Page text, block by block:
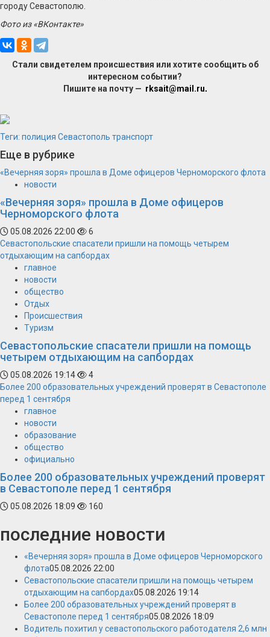
городу Севастополю.
Фото из «ВКонтакте»
Стали свидетелем происшествия или хотите сообщить об
интересном событии?
Пишите на почту — rksait@mail.ru.
Теги: полиция Севастополь транспорт
Еще в рубрике
«Вечерняя зоря» прошла в Доме офицеров Черноморского флота
новости
«Вечерняя зоря» прошла в Доме офицеров
Черноморского флота
05.08.2026 22:00
6
Севастопольские спасатели пришли на помощь четырем
отдыхающим на сапбордах
главное
новости
общество
Отдых
Происшествия
Туризм
Севастопольские спасатели пришли на помощь
четырем отдыхающим на сапбордах
05.08.2026 19:14
4
Более 200 образовательных учреждений проверят в Севастополе
перед 1 сентября
главное
новости
образование
общество
официально
Более 200 образовательных учреждений проверят
в Севастополе перед 1 сентября
05.08.2026 18:09 160
последние новости
«Вечерняя зоря» прошла в Доме офицеров Черноморского
флота05.08.2026 22:00
Севастопольские спасатели пришли на помощь четырем
отдыхающим на сапбордах05.08.2026 19:14
Более 200 образовательных учреждений проверят в
Севастополе перед 1 сентября05.08.2026 18:09
Водитель похитил у севастопольского работодателя 2,6 млн